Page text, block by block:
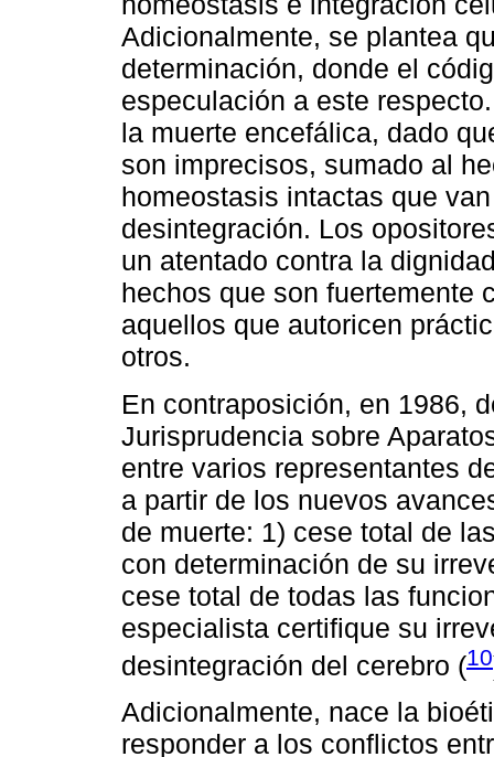
Adicionalmente, se plantea
determinación, donde el
especulación a este
la muerte encefálica, dado
son imprecisos, sumado al
homeostasis intactas que
desintegración. Los
un atentado contra la
hechos que son fuertemente
aquellos que autoricen
otros.
En contraposición, en 1986,
Jurisprudencia sobre
entre varios representantes
a partir de los nuevos
de muerte: 1) cese total de
con determinación de su
cese total de todas las
especialista certifique su
desintegración del cerebro (10
Adicionalmente, nace la
responder a los conflictos